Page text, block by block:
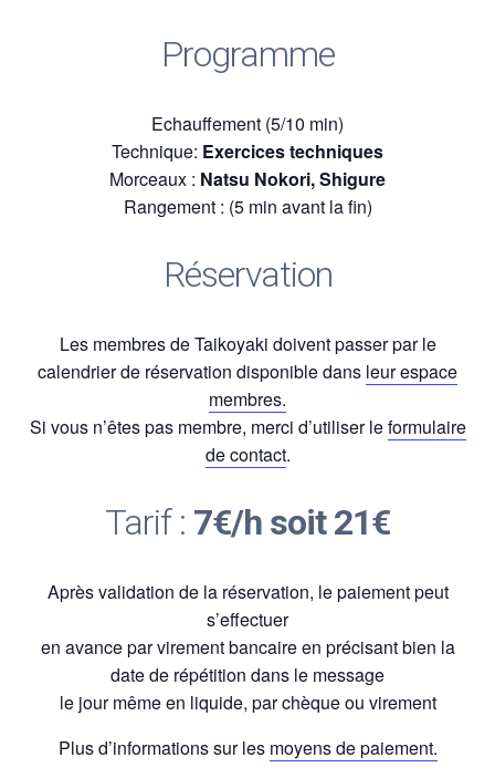
Programme
Echauffement (5/10 min)
Technique: Exercices techniques
Morceaux : Natsu Nokori, Shigure
Rangement : (5 min avant la fin)
Réservation
Les membres de Taikoyaki doivent passer par le
calendrier de réservation disponible dans leur espace
membres.
Si vous n’êtes pas membre, merci d’utiliser leformulaire
de contact.
Tarif : 7€/h soit 21€
Après validation de la réservation, le paiement peut
s’effectuer
en avance par virement bancaire en précisant bien la
date de répétition dans le message
le jour même en liquide, par chèque ou virement
Plus d’informations sur les moyens de paiement.